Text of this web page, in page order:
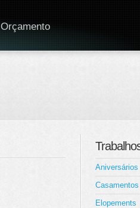
Orçamento
Aniversários
Casamentos
Elopements